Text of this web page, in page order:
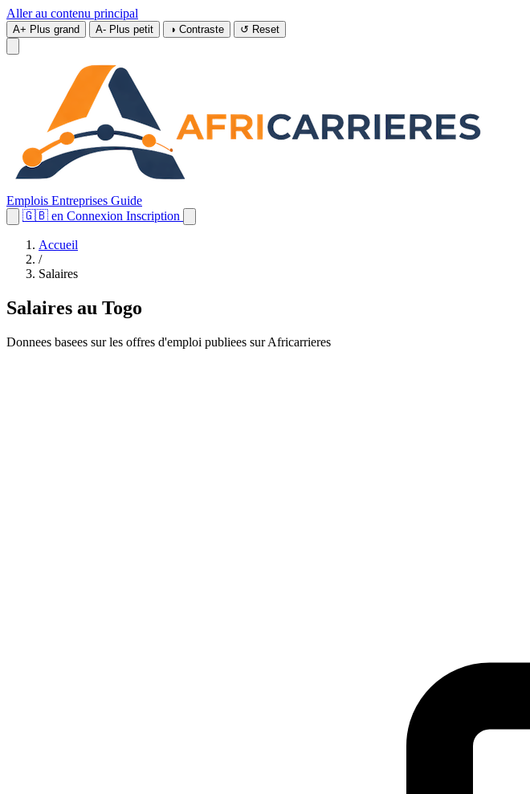
Aller au contenu principal
A+ Plus grand A- Plus petit ◑ Contraste ↺ Reset
Emplois Entreprises Guide
🇬🇧 en Connexion Inscription
Accueil
/
Salaires
Salaires au Togo
Donnees basees sur les offres d'emploi publiees sur Africarrieres